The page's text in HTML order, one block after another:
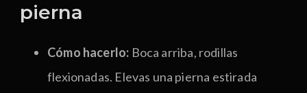
pierna
Cómo hacerlo: Boca arriba, rodillas
flexionadas. Elevas una pierna estirada